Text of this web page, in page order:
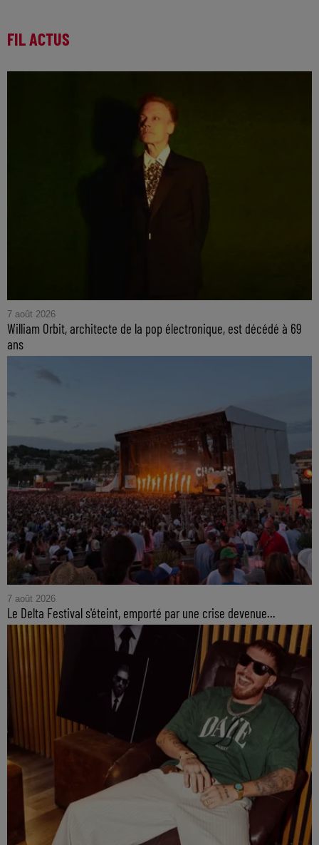
FIL ACTUS
7 août 2026
William Orbit, architecte de la pop électronique, est décédé à 69
ans
7 août 2026
Le Delta Festival s'éteint, emporté par une crise devenue...